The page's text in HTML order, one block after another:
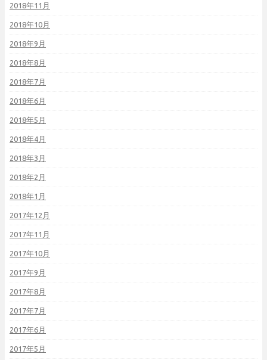
2018年11月
2018年10月
2018年9月
2018年8月
2018年7月
2018年6月
2018年5月
2018年4月
2018年3月
2018年2月
2018年1月
2017年12月
2017年11月
2017年10月
2017年9月
2017年8月
2017年7月
2017年6月
2017年5月